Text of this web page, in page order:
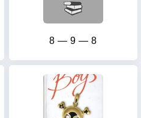
8 — 9 — 8